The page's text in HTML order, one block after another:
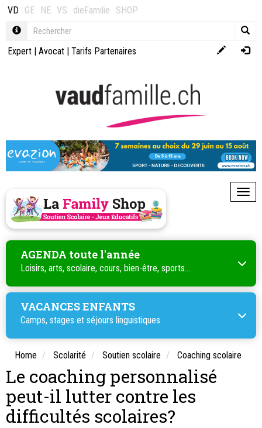
VD GE NE VS dieFamilie SHOP
Expert | Avocat | Tarifs Partenaires
AGENDA toute l'année
Loisirs, arts, scolaire, cours, bien-être, sports...
VACANCES ENFANTS
Camps, stages et séjours linguistiques
Home Scolarité Soutien scolaire Coaching scolaire
Le coaching personnalisé
peut-il lutter contre les
difficultés scolaires?